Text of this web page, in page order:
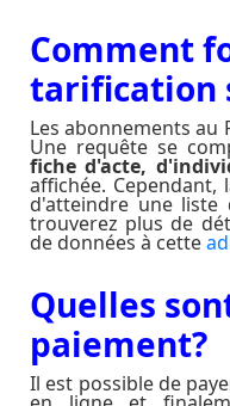
Comment
tarification
Les abonnements au
Une requête se
fiche d'acte,
affichée.
d'atteindre une liste
trouverez plus de
de données à cette
Quelles
paiement?
Il est possible de